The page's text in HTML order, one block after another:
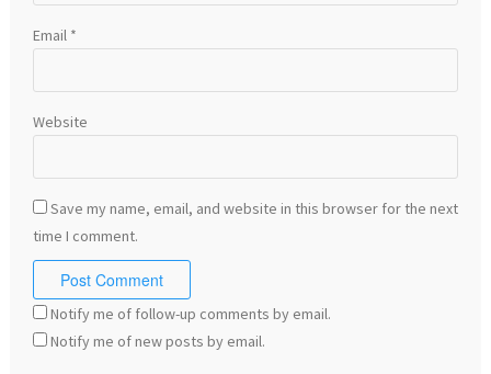
Email *
Website
Save my name, email, and website in this browser for the next
time I comment.
Notify me of follow-up comments by email.
Notify me of new posts by email.